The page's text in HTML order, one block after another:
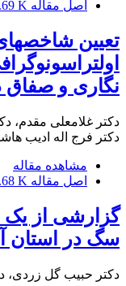
اصل مقاله K
تعیین
نگاری و صفاق
دکتر غلامعلی مقدم،
دکتر فرج اله ادیب
مشاهده مقاله
اصل مقاله K
گزارشی از یک
سگ در استان
دکتر حبیب گل زردی،